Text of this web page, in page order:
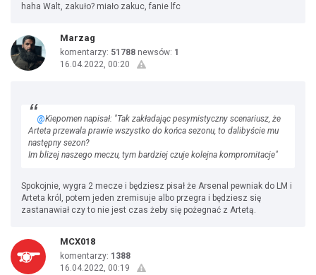
haha Walt, zakuło? miało zakuc, fanie lfc
Marzag
komentarzy: 51788 newsów: 1
16.04.2022, 00:20
@Kiepomen napisał: "Tak zakładając pesymistyczny scenariusz, że
Arteta przewala prawie wszystko do końca sezonu, to dalibyście mu
następny sezon?
Im blizej naszego meczu, tym bardziej czuje kolejna kompromitacje"
Spokojnie, wygra 2 mecze i będziesz pisał że Arsenal pewniak do LM i
Arteta król, potem jeden zremisuje albo przegra i będziesz się
zastanawiał czy to nie jest czas żeby się pożegnać z Artetą.
MCX018
komentarzy: 1388
16.04.2022, 00:19